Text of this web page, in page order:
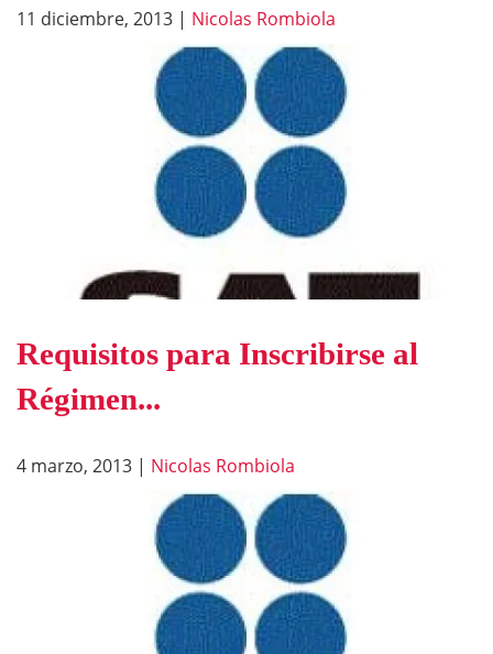
11 diciembre, 2013 | Nicolas Rombiola
Requisitos para Inscribirse al
Régimen...
4 marzo, 2013 | Nicolas Rombiola